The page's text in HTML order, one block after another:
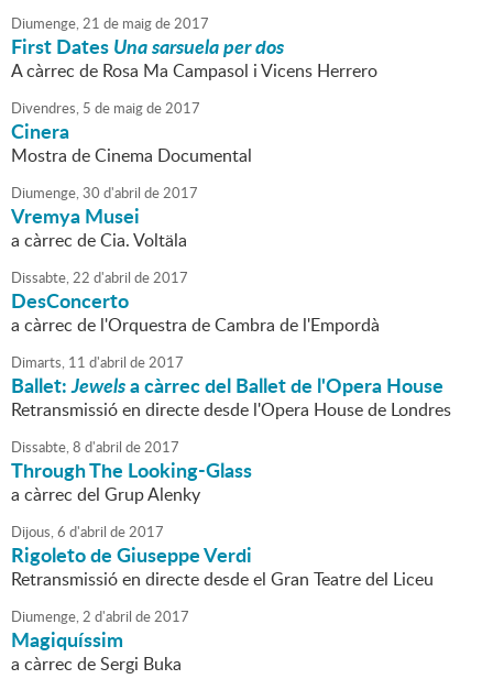
Diumenge,21 de maigde2017
First DatesUna sarsuela per dos
A càrrec de Rosa Ma Campasol i Vicens Herrero
Divendres, 5 de maigde2017
Cinera
Mostra de Cinema Documental
Diumenge,30 d'abril de2017
Vremya Musei
a càrrec de Cia. Voltäla
Dissabte,22 d'abril de2017
DesConcerto
a càrrec de l'Orquestra de Cambra de l'Empordà
Dimarts, 11 d'abril de2017
Ballet:Jewelsa càrrec del Ballet de l'Opera House
Retransmissió en directe desde l'Opera House de Londres
Dissabte,8 d'abril de2017
Through The Looking-Glass
a càrrec del Grup Alenky
Dijous,6 d'abril de2017
Rigoleto de Giuseppe Verdi
Retransmissió en directe desde el Gran Teatre del Liceu
Diumenge,2 d'abril de2017
Magiquíssim
a càrrec de Sergi Buka